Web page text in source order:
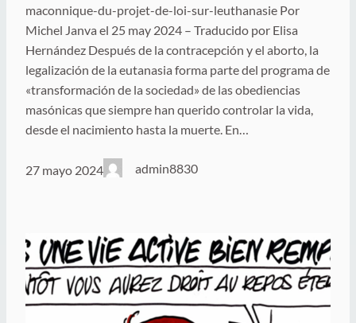
maconnique-du-projet-de-loi-sur-leuthanasie Por
Michel Janva el 25 may 2024 – Traducido por Elisa
Hernández Después de la contracepción y el aborto, la
legalización de la eutanasia forma parte del programa de
«transformación de la sociedad» de las obediencias
masónicas que siempre han querido controlar la vida,
desde el nacimiento hasta la muerte. En…
27 mayo 2024 admin8830